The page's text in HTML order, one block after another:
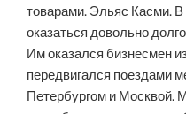
товарами. Эльяс Касми.
оказаться довольно
Им оказался бизнесмен
передвигался поездами
Петербургом и Москвой.